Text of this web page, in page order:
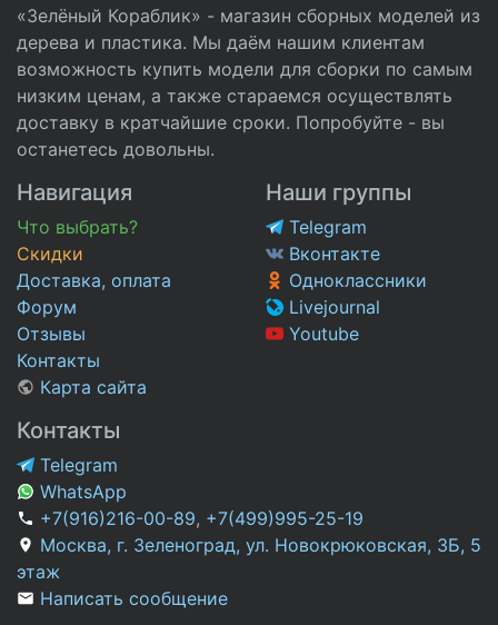
«Зелёный Кораблик» - магазин сборных моделей из
дерева и пластика. Мы даём нашим клиентам
возможность купить модели для сборки по самым
низким ценам, а также стараемся осуществлять
доставку в кратчайшие сроки. Попробуйте - вы
останетесь довольны.
Навигация
Что выбрать?
Скидки
Доставка, оплата
Форум
Отзывы
Контакты
Карта сайта
Наши группы
Telegram
Вконтакте
Одноклассники
Livejournal
Youtube
Контакты
Telegram
WhatsApp
+7(916)216-00-89, +7(499)995-25-19
Москва, г. Зеленоград, ул. Новокрюковская, 3Б, 5
этаж
Написать сообщение